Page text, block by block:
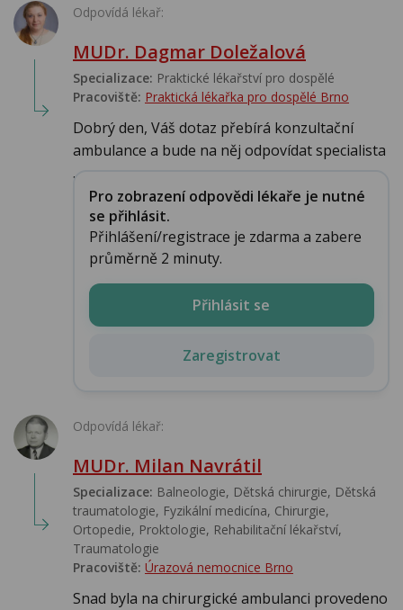
Odpovídá lékař:
MUDr. Dagmar Doležalová
Specializace: Praktické lékařství pro dospělé
Pracoviště: Praktická lékařka pro dospělé Brno
Dobrý den, Váš dotaz přebírá konzultační
ambulance a bude na něj odpovídat specialista
....
Pro zobrazení odpovědi lékaře je nutné
se přihlásit.
Přihlášení/registrace je zdarma a zabere
průměrně 2 minuty.
Přihlásit se
Zaregistrovat
Odpovídá lékař:
MUDr. Milan Navrátil
Specializace: Balneologie, Dětská chirurgie, Dětská
traumatologie, Fyzikální medicína, Chirurgie,
Ortopedie, Proktologie, Rehabilitační lékařství‎,
Traumatologie
Pracoviště: Úrazová nemocnice Brno
Snad byla na chirurgické ambulanci provedeno